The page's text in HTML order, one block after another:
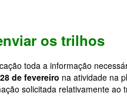
os trilhos
toda a informação
28 de fevereiro na atividade na
solicitada relativamente ao